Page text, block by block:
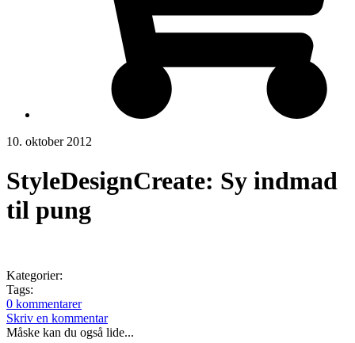
10. oktober 2012
StyleDesignCreate: Sy indmad
til pung
Kategorier:
Tags:
0 kommentarer
Skriv en kommentar
Måske kan du også lide...